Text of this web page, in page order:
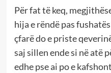
Për fat të keq,
hija e rëndë pas
çfarë do e priste
saj sillen ende si në atë
edhe pse ai po e